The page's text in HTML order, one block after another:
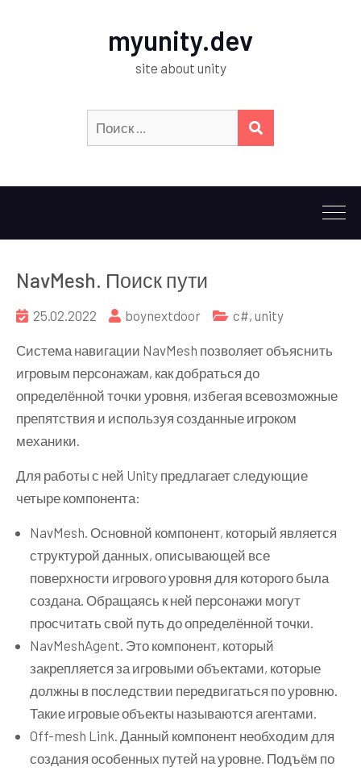
myunity.dev
site about unity
NavMesh. Поиск пути
25.02.2022 boynextdoor c#, unity
Система навигации NavMesh позволяет объяснить
игровым персонажам, как добраться до
определённой точки уровня, избегая всевозможные
препятствия и используя созданные игроком
механики.
Для работы с ней Unity предлагает следующие
четыре компонента:
NavMesh. Основной компонент, который является
структурой данных, описывающей все
поверхности игрового уровня для которого была
создана. Обращаясь к ней персонажи могут
просчитать свой путь до определённой точки.
NavMeshAgent. Это компонент, который
закрепляется за игровыми объектами, которые
должны в последствии передвигаться по уровню.
Такие игровые объекты называются агентами.
Off-mesh Link. Данный компонент необходим для
создания особенных путей на уровне. Подъём по